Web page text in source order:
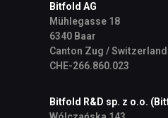
Bitfold AG
Mühlegasse 18
6340 Baar
Canton Zug / Switzerland
CHE-266.860.023
Bitfold R&D sp. z o.o.